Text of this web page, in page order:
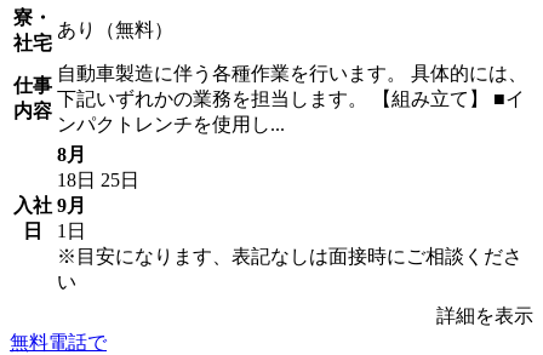
寮・
社宅
あり（無料）
仕事
内容
自動車製造に伴う各種作業を行います。 具体的には、
下記いずれかの業務を担当します。 【組み立て】 ■イ
ンパクトレンチを使用し...
入社
日
8月
18日 25日
9月
1日
※目安になります、表記なしは面接時にご相談くださ
い
詳細を表示
無料電話で